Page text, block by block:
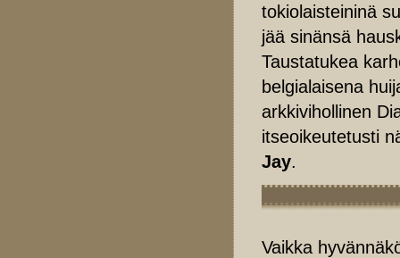
tokiolaisteininä
jää sinänsä
Taustatukea
belgialaisena
arkkivihollinen
itseoikeutetusti
Jay.
Vaikka